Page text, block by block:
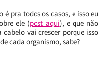
é pra todos os casos, e isso eu
ele (post aqui), e que não
vai crescer porque isso
cada organismo, sabe?